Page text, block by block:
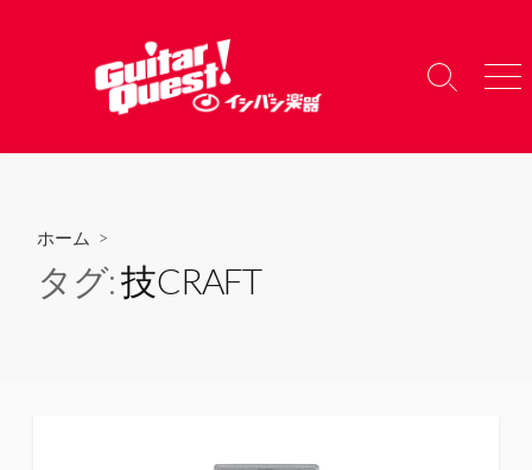
へ
検
り
メ
ー
ホーム >
タグ:技CRAFT